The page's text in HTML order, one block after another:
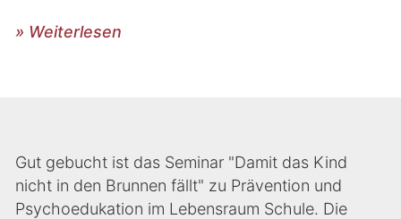
» Weiterlesen
Gut gebucht ist das Seminar "Damit das Kind
nicht in den Brunnen fällt" zu Prävention und
Psychoedukation im Lebensraum Schule. Die